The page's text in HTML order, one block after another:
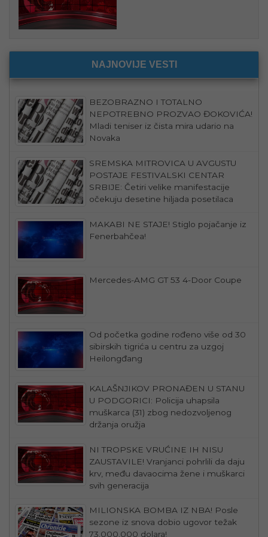
NAJNOVIJE VESTI
BEZOBRAZNO I TOTALNO
NEPOTREBNO PROZVAO ĐOKOVIĆA!
Mladi teniser iz čista mira udario na
Novaka
SREMSKA MITROVICA U AVGUSTU
POSTAJE FESTIVALSKI CENTAR
SRBIJE: Četiri velike manifestacije
očekuju desetine hiljada posetilaca
MAKABI NE STAJE! Stiglo pojačanje iz
Fenerbahčea!
Mercedes-AMG GT 53 4-Door Coupe
Od početka godine rođeno više od 30
sibirskih tigrića u centru za uzgoj
Heilongđang
KALAŠNJIKOV PRONAĐEN U STANU
U PODGORICI: Policija uhapsila
muškarca (31) zbog nedozvoljenog
držanja oružja
NI TROPSKE VRUĆINE IH NISU
ZAUSTAVILE! Vranjanci pohrlili da daju
krv, među davaocima žene i muškarci
svih generacija
MILIONSKA BOMBA IZ NBA! Posle
sezone iz snova dobio ugovor težak
73.000.000 dolara!